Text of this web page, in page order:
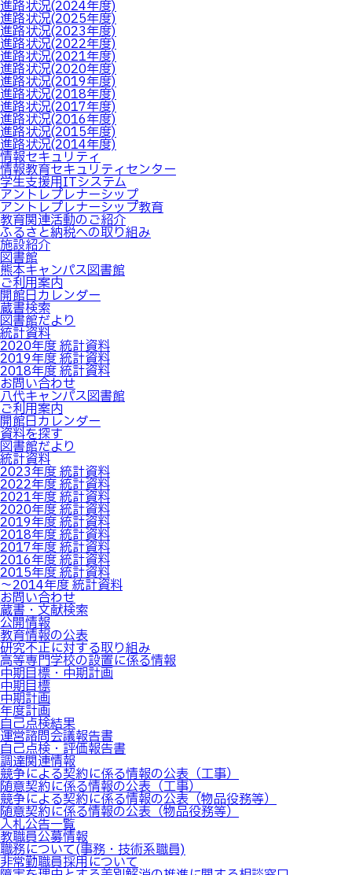
進路状況(2024年度)
進路状況(2025年度)
進路状況(2023年度)
進路状況(2022年度)
進路状況(2021年度)
進路状況(2020年度)
進路状況(2019年度)
進路状況(2018年度)
進路状況(2017年度)
進路状況(2016年度)
進路状況(2015年度)
進路状況(2014年度)
情報セキュリティ
情報教育セキュリティセンター
学生支援用ITシステム
アントレプレナーシップ
アントレプレナーシップ教育
教育関連活動のご紹介
ふるさと納税への取り組み
施設紹介
図書館
熊本キャンパス図書館
ご利用案内
開館日カレンダー
蔵書検索
図書館だより
統計資料
2020年度 統計資料
2019年度 統計資料
2018年度 統計資料
お問い合わせ
八代キャンパス図書館
ご利用案内
開館日カレンダー
資料を探す
図書館だより
統計資料
2023年度 統計資料
2022年度 統計資料
2021年度 統計資料
2020年度 統計資料
2019年度 統計資料
2018年度 統計資料
2017年度 統計資料
2016年度 統計資料
2015年度 統計資料
～2014年度 統計資料
お問い合わせ
蔵書・文献検索
公開情報
教育情報の公表
研究不正に対する取り組み
高等専門学校の設置に係る情報
中期目標・中期計画
中期目標
中期計画
年度計画
自己点検結果
運営諮問会議報告書
自己点検・評価報告書
調達関連情報
競争による契約に係る情報の公表（工事）
随意契約に係る情報の公表（工事）
競争による契約に係る情報の公表（物品役務等）
随意契約に係る情報の公表（物品役務等）
入札公告一覧
教職員公募情報
職務について(事務・技術系職員)
非常勤職員採用について